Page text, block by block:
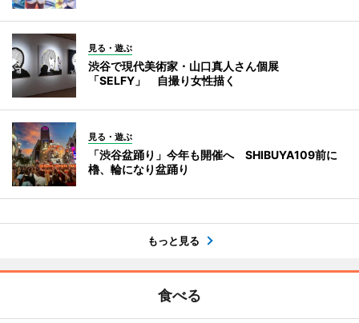
見る・遊ぶ
渋谷で現代美術家・山口真人さん個展
「SELFY」 自撮り女性描く
見る・遊ぶ
「渋谷盆踊り」今年も開催へ SHIBUYA109前に
櫓、輪になり盆踊り
もっと見る
食べる